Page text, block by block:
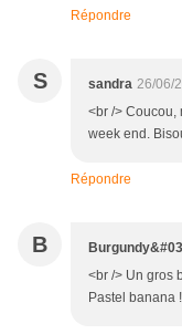
Répondre
S sandra 26/06/
<br /> Coucou,
week end.
Répondre
B
<br /> Un gros
Pastel banana